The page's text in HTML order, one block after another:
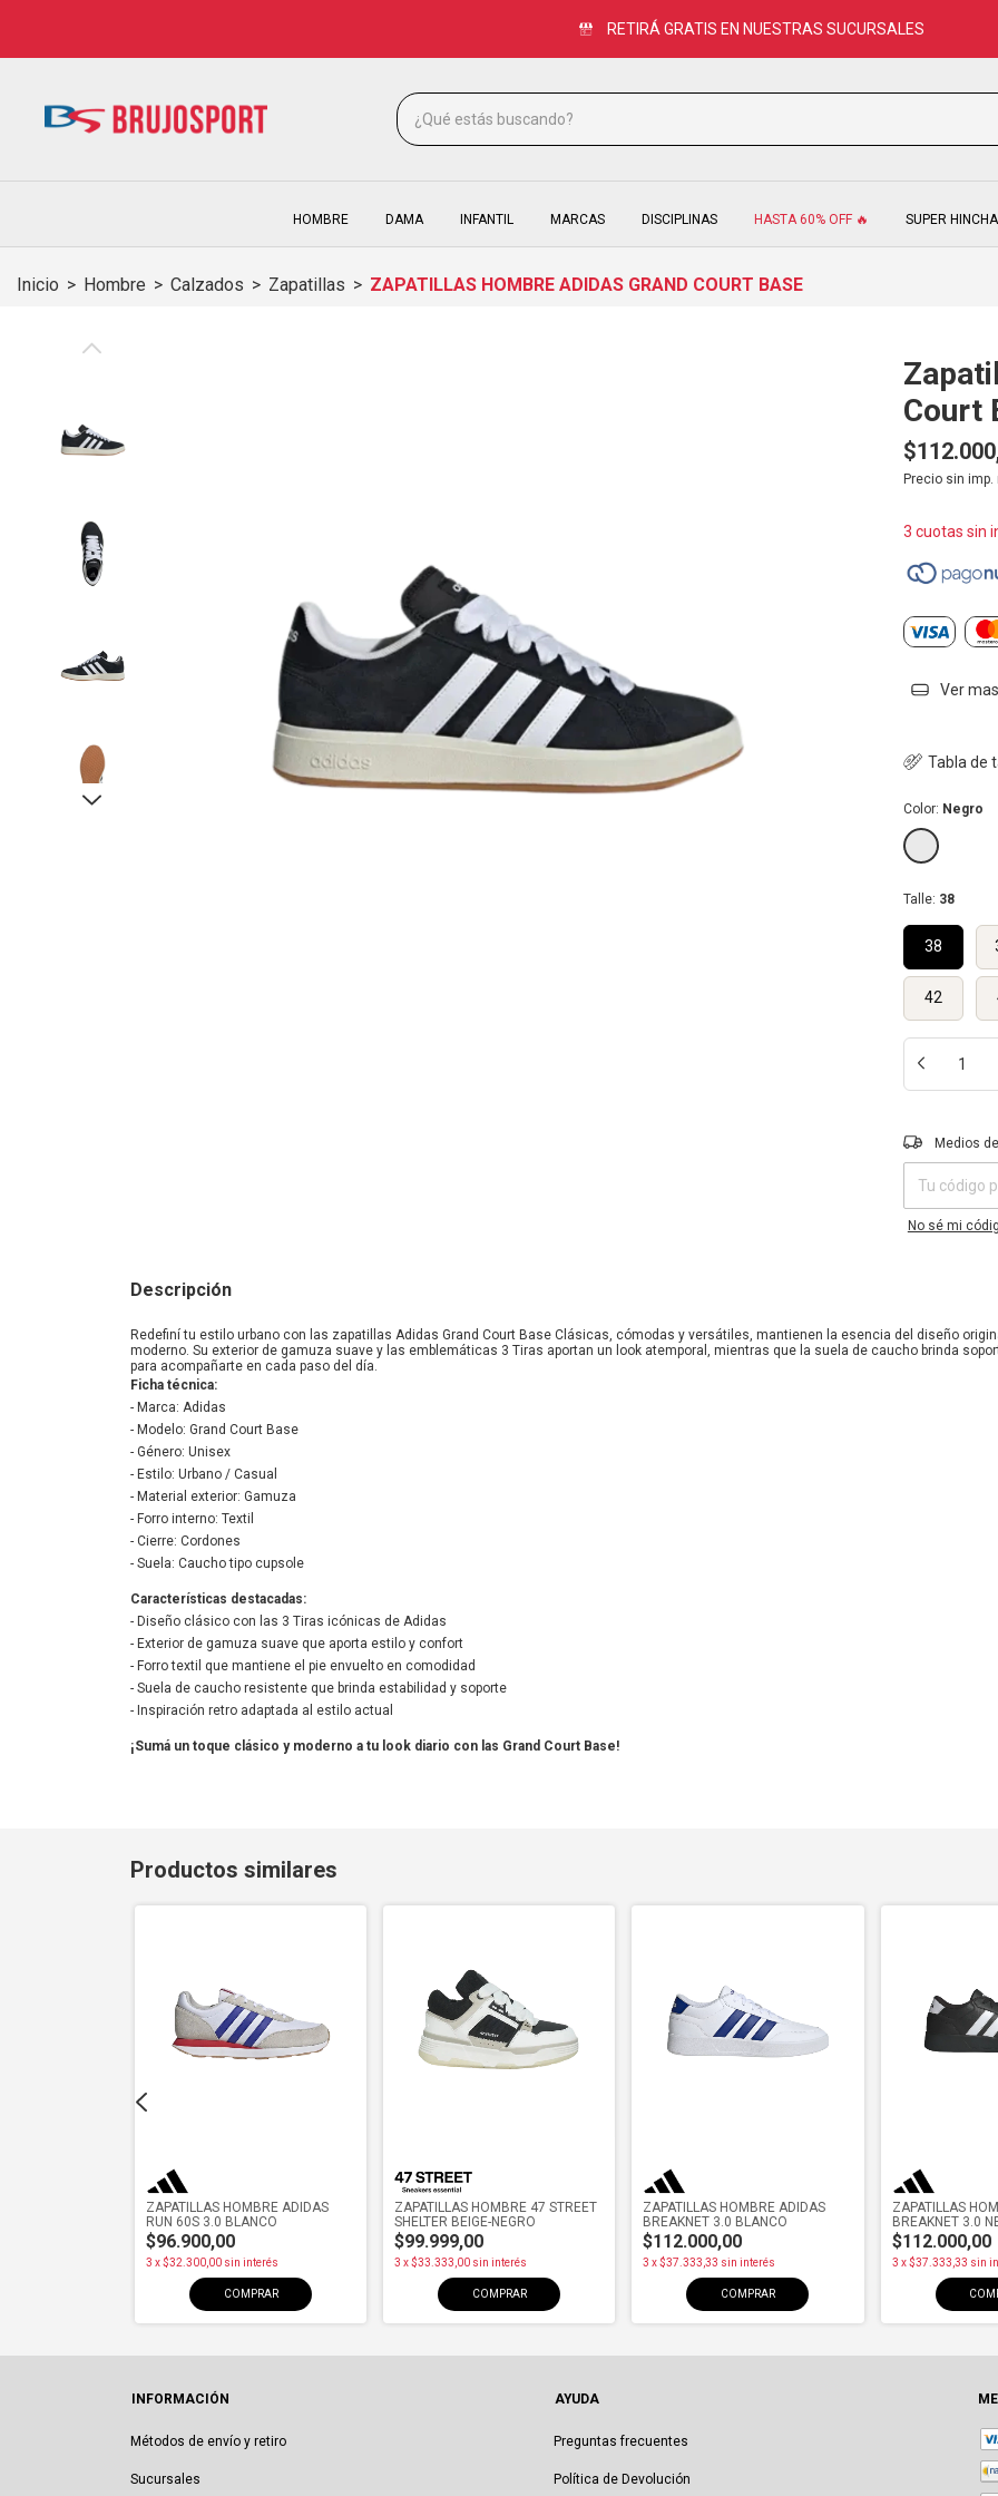
RETIRÁ GRATIS EN NUESTRAS SUCURSALES
HASTA 3 CUOTAS SIN INTERÉS
HOMBRE DAMA INFANTIL MARCAS DISCIPLINAS HASTA 60% OFF 🔥 SUPER
Inicio > Hombre > Calzados > Zapatillas > ZAPATILLAS HOMBRE ADIDAS GRAND COURT BASE
Court
Precio sin
3 cuotas sin
Ver
Tabla de
Color: Negro
Talle: 38
38
42
Entregas para
Medios
No sé mi
Descripción
Redefiní tu estilo urbano con las zapatillas Adidas Grand Court Base Clásicas, cómodas y versátiles, mantienen la esencia del diseño
moderno. Su exterior de gamuza suave y las emblemáticas 3 Tiras aportan un look atemporal, mientras que la suela de caucho brinda
para acompañarte en cada paso del día.
Ficha técnica:
- Marca: Adidas
- Modelo: Grand Court Base
- Género: Unisex
- Estilo: Urbano / Casual
- Material exterior: Gamuza
- Forro interno: Textil
- Cierre: Cordones
- Suela: Caucho tipo cupsole
Características destacadas:
- Diseño clásico con las 3 Tiras icónicas de Adidas
- Exterior de gamuza suave que aporta estilo y confort
- Forro textil que mantiene el pie envuelto en comodidad
- Suela de caucho resistente que brinda estabilidad y soporte
- Inspiración retro adaptada al estilo actual
¡Sumá un toque clásico y moderno a tu look diario con las Grand Court Base!
Productos similares
ZAPATILLAS HOMBRE ADIDAS
RUN 60S 3.0 BLANCO
$96.900,00
3 x$32.300,00 sin interés
COMPRAR
ZAPATILLAS HOMBRE 47 STREET
SHELTER BEIGE-NEGRO
$99.999,00
3 x$33.333,00 sin interés
COMPRAR
ZAPATILLAS HOMBRE ADIDAS
BREAKNET 3.0 BLANCO
$112.000,00
3 x$37.333,33 sin interés
COMPRAR
ZAPATILLAS
BREAKNET 3.0
$112.000,00
3 x$37.333,33 sin
INFORMACIÓN
Métodos de envío y retiro
Sucursales
AYUDA
Preguntas frecuentes
Política de Devolución